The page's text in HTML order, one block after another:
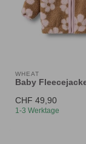
WHEAT
Baby
CHF 49,90
1-3 Werktage